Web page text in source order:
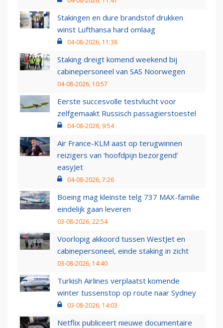
Stakingen en dure brandstof drukken
winst Lufthansa hard omlaag
04-08-2026, 11:38
Staking dreigt komend weekend bij
cabinepersoneel van SAS Noorwegen
04-08-2026, 10:57
Eerste succesvolle testvlucht voor
zelfgemaakt Russisch passagierstoestel
04-08-2026, 9:54
Air France-KLM aast op terugwinnen
reizigers van ‘hoofdpijn bezorgend’
easyJet
04-08-2026, 7:26
Boeing mag kleinste telg 737 MAX-familie
eindelijk gaan leveren
03-08-2026, 22:54
Voorlopig akkoord tussen WestJet en
cabinepersoneel, einde staking in zicht
03-08-2026, 14:40
Turkish Airlines verplaatst komende
winter tussenstop op route naar Sydney
03-08-2026, 14:03
Netflix publiceert nieuwe documentaire